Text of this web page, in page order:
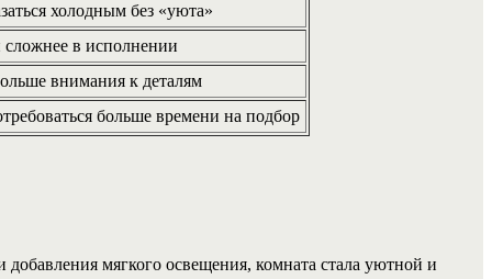
холодным без «уюта»
в исполнении
внимания к деталям
больше времени на подбор
мягкого освещения, комната стала уютной и